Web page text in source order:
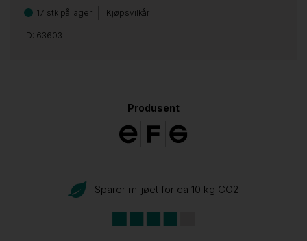
17 stk på lager Kjøpsvilkår
ID: 63603
Produsent
Sparer miljøet for ca 10 kg CO2